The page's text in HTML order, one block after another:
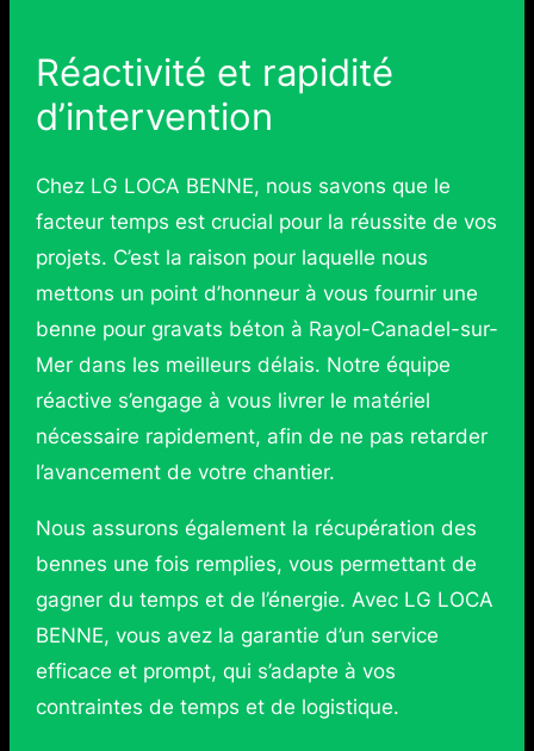
Réactivité et rapidité
d’intervention
Chez LG LOCA BENNE, nous savons que le
facteur temps est crucial pour la réussite de vos
projets. C’est la raison pour laquelle nous
mettons un point d’honneur à vous fournir une
benne pour gravats béton à Rayol-Canadel-sur-
Mer dans les meilleurs délais. Notre équipe
réactive s’engage à vous livrer le matériel
nécessaire rapidement, afin de ne pas retarder
l’avancement de votre chantier.
Nous assurons également la récupération des
bennes une fois remplies, vous permettant de
gagner du temps et de l’énergie. Avec LG LOCA
BENNE, vous avez la garantie d’un service
efficace et prompt, qui s’adapte à vos
contraintes de temps et de logistique.